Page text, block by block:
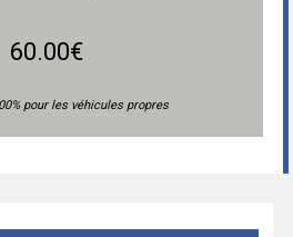
60.00€
pour les véhicules propres